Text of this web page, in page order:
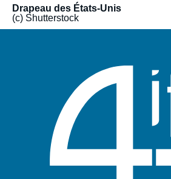
Drapeau des États-Unis
(c) Shutterstock